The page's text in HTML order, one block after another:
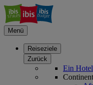
Menü
Reiseziele
Zurück
Ein
Continent